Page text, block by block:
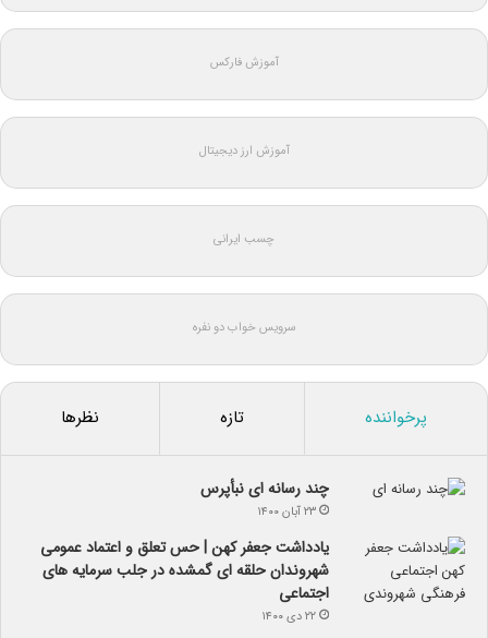
آموزش فارکس
آموزش ارز دیجیتال
چسب ایرانی
سرویس خواب دو نفره
پرخواننده تازه نظرها
چند رسانه ای نبأپرس
۲۳ آبان ۱۴۰۰
یادداشت جعفر کهن | حس تعلق و اعتماد عمومی
شهروندان حلقه ای گمشده در جلب سرمایه های
اجتماعی
۲۲ دی ۱۴۰۰